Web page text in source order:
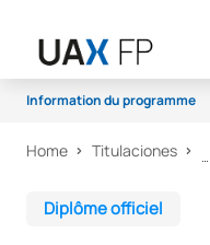
Information du programme
Programme
Home Titulaciones
Diplôme officiel